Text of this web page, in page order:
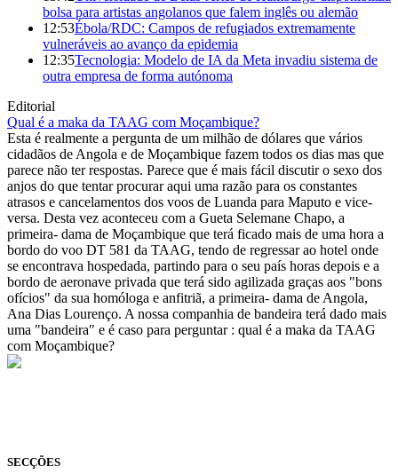
bolsa para artistas angolanos que falem inglês ou alemão
12:53Ébola/RDC: Campos de refugiados extremamente
vulneráveis ao avanço da epidemia
12:35Tecnologia: Modelo de IA da Meta invadiu sistema de
outra empresa de forma autónoma
Editorial
Qual é a maka da TAAG com Moçambique?
Esta é realmente a pergunta de um milhão de dólares que vários
cidadãos de Angola e de Moçambique fazem todos os dias mas que
parece não ter respostas. Parece que é mais fácil discutir o sexo dos
anjos do que tentar procurar aqui uma razão para os constantes
atrasos e cancelamentos dos voos de Luanda para Maputo e vice-
versa. Desta vez aconteceu com a Gueta Selemane Chapo, a
primeira- dama de Moçambique que terá ficado mais de uma hora a
bordo do voo DT 581 da TAAG, tendo de regressar ao hotel onde
se encontrava hospedada, partindo para o seu país horas depois e a
bordo de aeronave privada que terá sido agilizada graças aos "bons
ofícios" da sua homóloga e anfitriã, a primeira- dama de Angola,
Ana Dias Lourenço. A nossa companhia de bandeira terá dado mais
uma "bandeira" e é caso para perguntar : qual é a maka da TAAG
com Moçambique?
SECÇÕES